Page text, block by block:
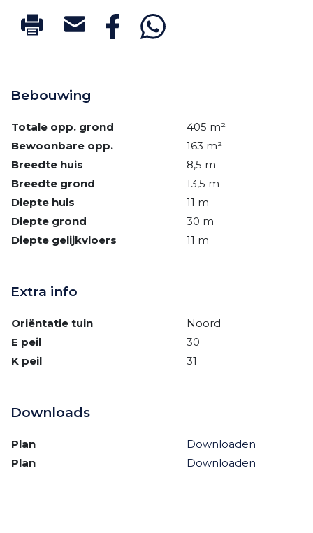
Bebouwing
Totale opp. grond
405 m²
Bewoonbare opp.
163 m²
Breedte huis
8,5 m
Breedte grond
13,5 m
Diepte huis
11 m
Diepte grond
30 m
Diepte gelijkvloers
11 m
Extra info
Oriëntatie tuin
Noord
E peil
30
K peil
31
Downloads
Plan
Downloaden
Plan
Downloaden